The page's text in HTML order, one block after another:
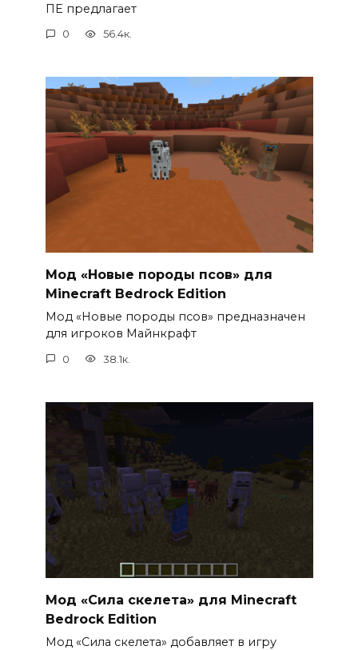
ПЕ предлагает
0 56.4к.
Мод «Новые породы псов» для
Minecraft Bedrock Edition
Мод «Новые породы псов» предназначен
для игроков Майнкрафт
0 38.1к.
Мод «Сила скелета» для Minecraft
Bedrock Edition
Мод «Сила скелета» добавляет в игру